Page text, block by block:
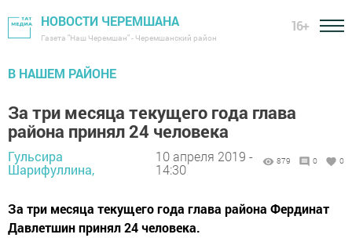
НОВОСТИ ЧЕРЕМШАНА
Газета "Наш Черемшан" - Черемшанский район
16+
В НАШЕМ РАЙОНЕ
За три месяца текущего года глава
района принял 24 человека
Гульсира
Шарифуллина,
10 апреля 2019 -
14:30
879 0 0
За три месяца текущего года глава района Фердинат
Давлетшин принял 24 человека.